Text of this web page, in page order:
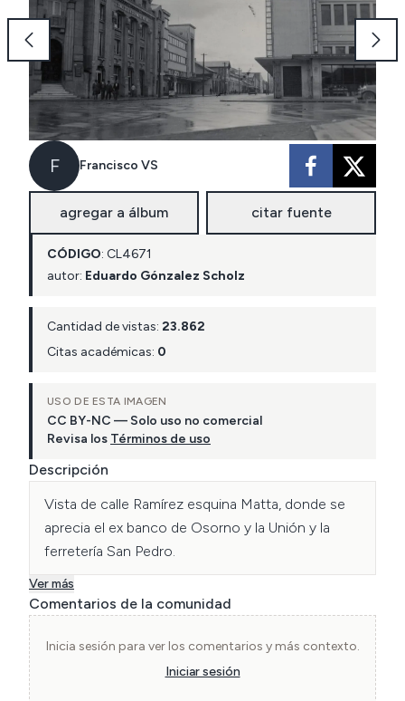
F Francisco VS
agregar a álbum citar fuente
CÓDIGO: CL4671
autor: Eduardo Gónzalez Scholz
Cantidad de vistas: 23.862
Citas académicas: 0
USO DE ESTA IMAGEN
CC BY-NC — Solo uso no comercial
Revisa los Términos de uso
Descripción
Vista de calle Ramírez esquina Matta, donde se
aprecia el ex banco de Osorno y la Unión y la
ferretería San Pedro.
Ver más
Comentarios de la comunidad
Inicia sesión para ver los comentarios y más contexto.
Iniciar sesión